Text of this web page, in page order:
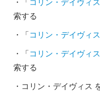
・「 コリン・デイヴィ
索する
・「 コリン・デイヴィ
・「 コリン・デイヴィ
索する
・コリン・デイヴィス